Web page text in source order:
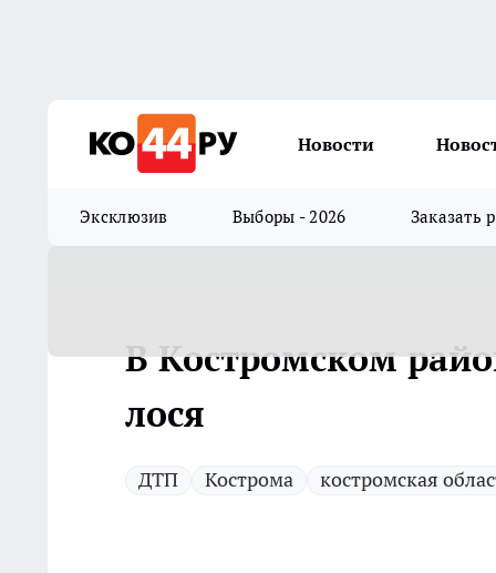
Новости
Эксклюзив Выборы - 2026 Заказать
В Костромском
лося
ДТП Кострома костромская